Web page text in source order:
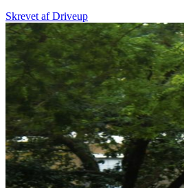
Skrevet afDriveup